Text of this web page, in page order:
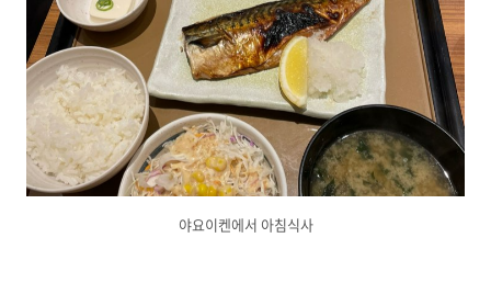
야요이켄에서 아침식사